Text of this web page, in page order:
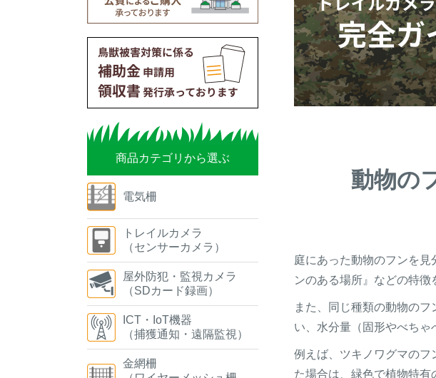
商品カテゴリから選ぶ
電気柵
トレイルカメラ
（センサーカメラ）
屋外防犯・監視カメラ
（SDカード録画）
ICT・IoT機器
（捕獲通知・遠隔監視）
金網柵
動物の
庭にあった動物のフンを
ンのある場所』などの特徴
また、同じ種類の動物の
い、水分量（固形やべちゃ
例えば、ツキノワグマのフ
た場合は、緑色で植物特有